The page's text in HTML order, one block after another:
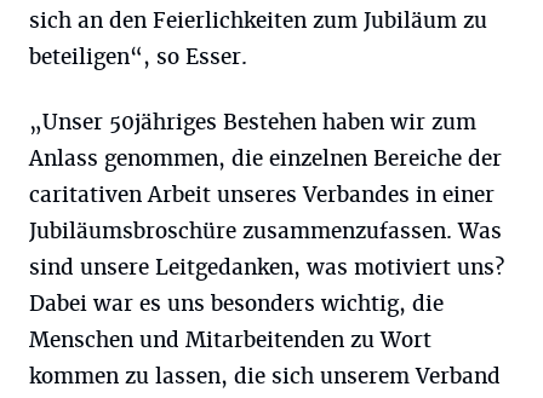
sich an den Feierlichkeiten zum Jubiläum zu
beteiligen“, so Esser.
„Unser 50jähriges Bestehen haben wir zum
Anlass genommen, die einzelnen Bereiche der
caritativen Arbeit unseres Verbandes in einer
Jubiläumsbroschüre zusammenzufassen. Was
sind unsere Leitgedanken, was motiviert uns?
Dabei war es uns besonders wichtig, die
Menschen und Mitarbeitenden zu Wort
kommen zu lassen, die sich unserem Verband